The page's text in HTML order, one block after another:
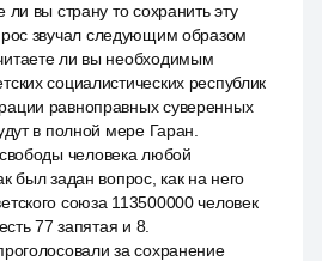
ли вы страну то сохранить эту
звучал следующим образом
ли вы необходимым
социалистических республик
равноправных суверенных
в полной мере Гаран.
человека любой
был задан вопрос, как на него
союза 113500000 человек
77 запятая и 8.
за сохранение